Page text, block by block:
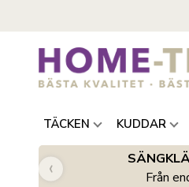
TÄCKEN KUDDAR
Från
‹